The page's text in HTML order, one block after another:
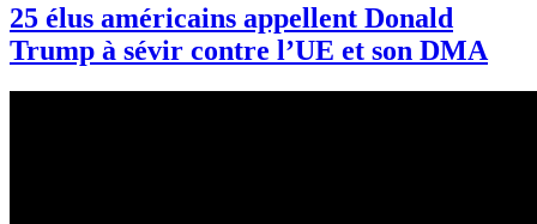
25 élus américains appellent Donald
Trump à sévir contre l’UE et son DMA